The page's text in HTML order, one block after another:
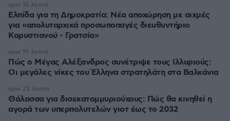
Ελπίδα για τη Δημοκρατία: Νέα αποχώρηση με αιχμές
για «απολυταρχικά προσωποπαγές διευθυντήριο
Καρυστιανού - Γρατσία»
πριν 16 λεπτά
Πώς ο Μέγας Αλέξανδρος συνέτριψε τους Ιλλυριούς:
Οι μεγάλες νίκες του Έλληνα στρατηλάτη στα Βαλκάνια
πριν 19 λεπτά
Θάλασσα για δισεκατομμυριούχους: Πώς θα κινηθεί η
αγορά των υπερπολυτελών γιοτ έως το 2032
πριν 23 λεπτά